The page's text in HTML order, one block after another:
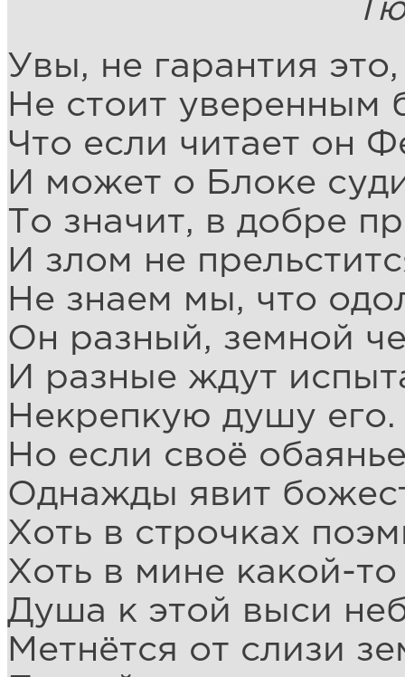
Увы, не гарантия это,
Не стоит уверенным
Что если читает он
И может о Блоке
То значит, в добре
И злом не
Не знаем мы, что
Он разный, земной
И разные ждут
Некрепкую душу его.
Но если своё
Однажды явит
Хоть в строчках
Хоть в мине какой-
Душа к этой выси
Метнётся от слизи